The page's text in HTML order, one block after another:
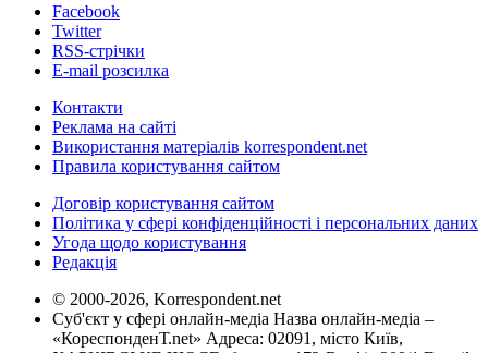
Facebook
Twitter
RSS-стрічки
E-mail розсилка
Контакти
Реклама на сайті
Використання матеріалів korrespondent.net
Правила користування сайтом
Договір користування сайтом
Політика у сфері конфіденційності і персональних даних
Угода щодо користування
Редакція
© 2000-2026, Korrespondent.net
Суб'єкт у сфері онлайн-медіа Назва онлайн-медіа –
«КореспонденТ.net» Адреса: 02091, місто Київ,